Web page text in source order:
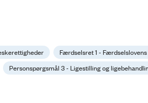
Færdselsret 1 -
Personspørgsmål 3 - Ligestilling og